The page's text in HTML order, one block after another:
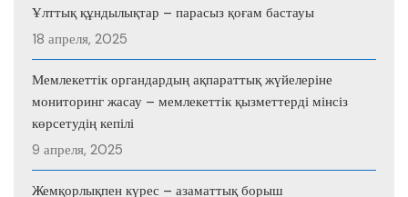
Ұлттық құндылықтар – парасыз қоғам бастауы
18 апреля, 2025
Мемлекеттік органдардың ақпараттық жүйелеріне
мониторинг жасау – мемлекеттік қызметтерді мінсіз
көрсетудің кепілі
9 апреля, 2025
Жемқорлықпен күрес – азаматтық борыш